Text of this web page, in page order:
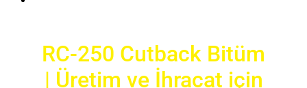
RC-250 Cutback Bitüm
| Üretim ve İhracat için